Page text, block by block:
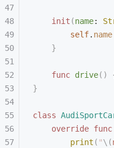
    init
(name:
        self
. name
    }
    func
drive()
}
class
    override
func
        print
( "\(